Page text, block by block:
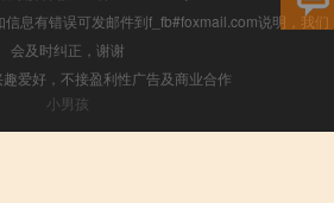
息有错误可发邮件到f_fb#foxmail.com说明，我们
会及时纠正，谢谢
爱好，不接盈利性广告及商业合作
小男孩